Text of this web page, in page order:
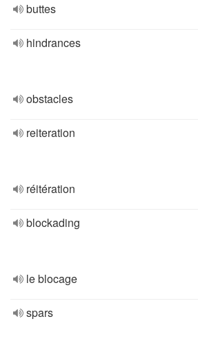
buttes
hindrances
obstacles
reiteration
réitération
blockading
le blocage
spars